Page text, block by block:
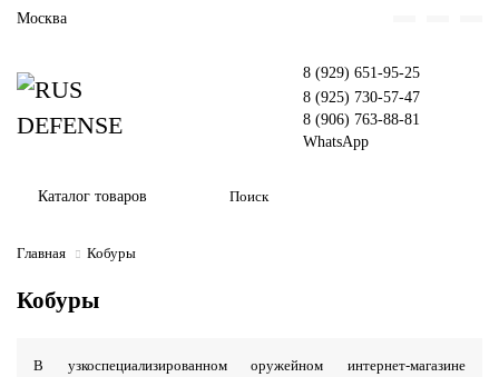
Москва
8 (929) 651-95-25
8 (925) 730-57-47
8 (906) 763-88-81
WhatsApp
Каталог товаров
Главная Кобуры
Кобуры
В узкоспециализированном оружейном интернет-магазине